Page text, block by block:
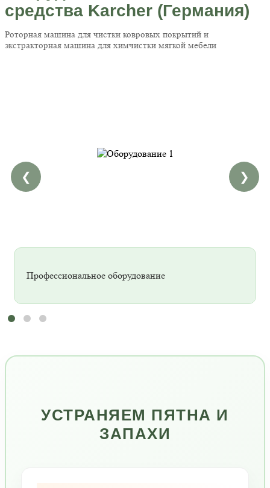
средства Karcher (Германия)
Роторная машина для чистки ковровых покрытий и
экстракторная машина для химчистки мягкой мебели
Профессиональное оборудование
❮ ❯
УСТРАНЯЕМ ПЯТНА И
ЗАПАХИ